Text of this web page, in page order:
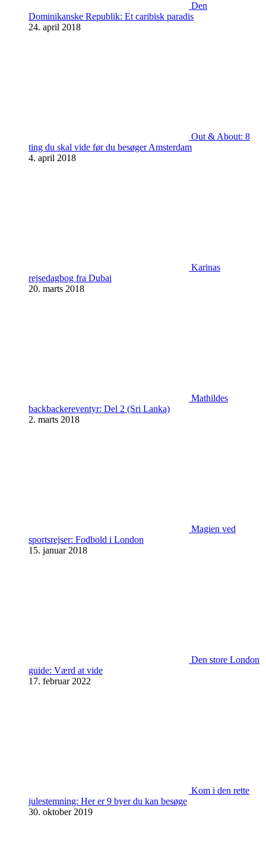
Den
Dominikanske Republik: Et caribisk paradis
24. april 2018
Out & About: 8
ting du skal vide før du besøger Amsterdam
4. april 2018
Karinas
rejsedagbog fra Dubai
20. marts 2018
Mathildes
backbackereventyr: Del 2 (Sri Lanka)
2. marts 2018
Magien ved
sportsrejser: Fodbold i London
15. januar 2018
Den store London
guide: Værd at vide
17. februar 2022
Kom i den rette
julestemning: Her er 9 byer du kan besøge
30. oktober 2019